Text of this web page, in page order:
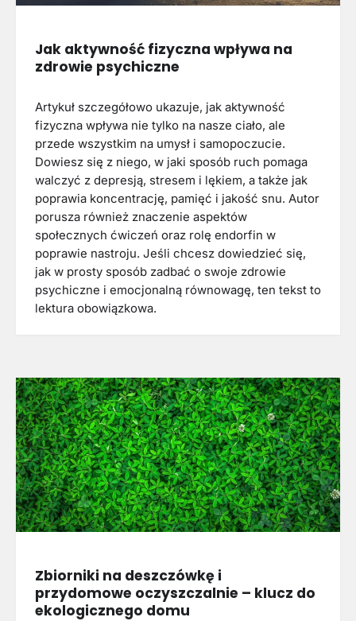
Jak aktywność fizyczna wpływa na
zdrowie psychiczne
Artykuł szczegółowo ukazuje, jak aktywność
fizyczna wpływa nie tylko na nasze ciało, ale
przede wszystkim na umysł i samopoczucie.
Dowiesz się z niego, w jaki sposób ruch pomaga
walczyć z depresją, stresem i lękiem, a także jak
poprawia koncentrację, pamięć i jakość snu. Autor
porusza również znaczenie aspektów
społecznych ćwiczeń oraz rolę endorfin w
poprawie nastroju. Jeśli chcesz dowiedzieć się,
jak w prosty sposób zadbać o swoje zdrowie
psychiczne i emocjonalną równowagę, ten tekst to
lektura obowiązkowa.
Zbiorniki na deszczówkę i
przydomowe oczyszczalnie – klucz do
ekologicznego domu